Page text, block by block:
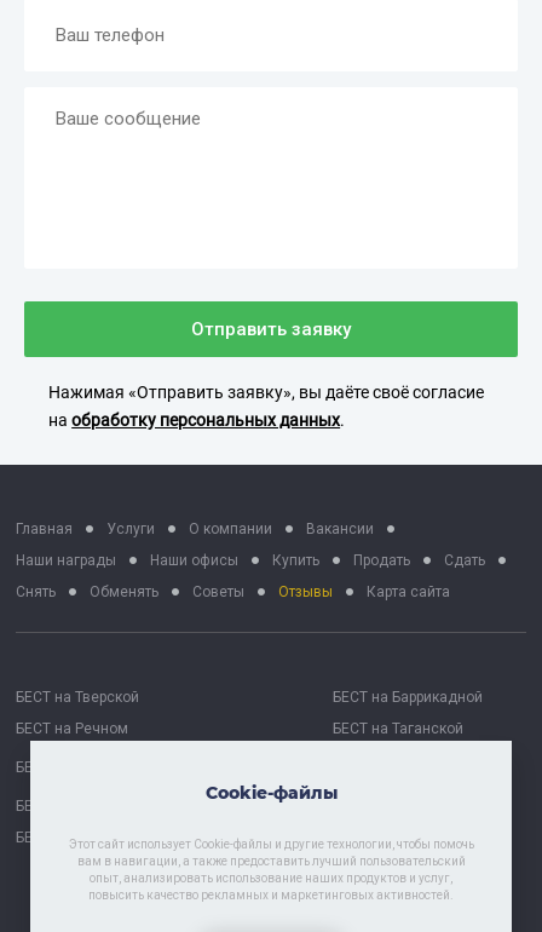
Отправить заявку
Нажимая «Отправить заявку», вы даёте своё согласие
наобработку персональных данных.
Главная Услуги О компании
Вакансии
Наши награды
Наши офисы Купить Продать
Сдать
Снять
Обменять Советы Отзывы Карта сайта
БЕСТ на Тверской
БЕСТ на Баррикадной
БЕСТ на Речном
БЕСТ на Таганской
БЕСТ Москва Сити
БЕСТ на Проспекте Мира
БЕСТ-Химки
Cookie-файлы
Этот сайт использует Cookie-файлы и другие технологии, чтобы помочь
вам в навигации, а также предоставить лучший пользовательский
опыт, анализировать использование наших продуктов и услуг,
повысить качество рекламных и маркетинговых активностей.